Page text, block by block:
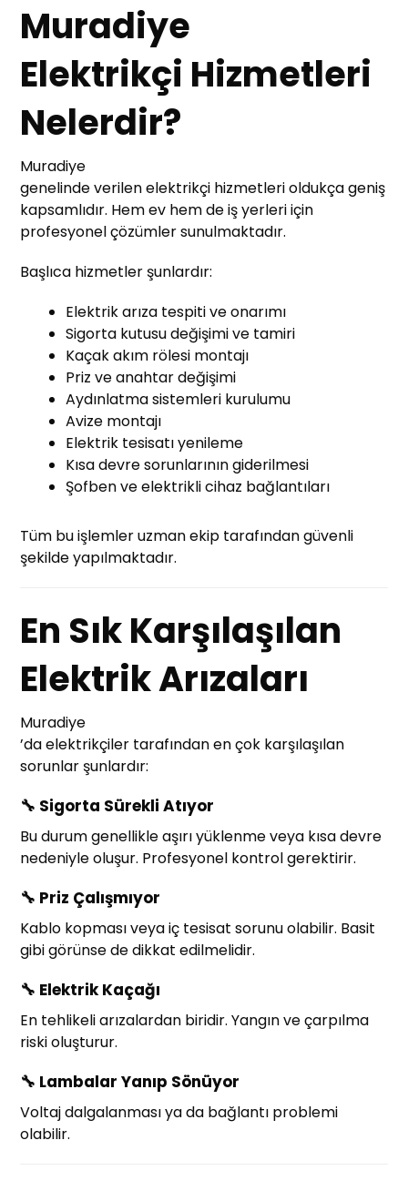
Muradiye
Elektrikçi Hizmetleri
Nelerdir?
Muradiye
genelinde verilen elektrikçi hizmetleri oldukça geniş
kapsamlıdır. Hem ev hem de iş yerleri için
profesyonel çözümler sunulmaktadır.
Başlıca hizmetler şunlardır:
Elektrik arıza tespiti ve onarımı
Sigorta kutusu değişimi ve tamiri
Kaçak akım rölesi montajı
Priz ve anahtar değişimi
Aydınlatma sistemleri kurulumu
Avize montajı
Elektrik tesisatı yenileme
Kısa devre sorunlarının giderilmesi
Şofben ve elektrikli cihaz bağlantıları
Tüm bu işlemler uzman ekip tarafından güvenli
şekilde yapılmaktadır.
En Sık Karşılaşılan
Elektrik Arızaları
Muradiye
’da elektrikçiler tarafından en çok karşılaşılan
sorunlar şunlardır:
🔧 Sigorta Sürekli Atıyor
Bu durum genellikle aşırı yüklenme veya kısa devre
nedeniyle oluşur. Profesyonel kontrol gerektirir.
🔧 Priz Çalışmıyor
Kablo kopması veya iç tesisat sorunu olabilir. Basit
gibi görünse de dikkat edilmelidir.
🔧 Elektrik Kaçağı
En tehlikeli arızalardan biridir. Yangın ve çarpılma
riski oluşturur.
🔧 Lambalar Yanıp Sönüyor
Voltaj dalgalanması ya da bağlantı problemi
olabilir.